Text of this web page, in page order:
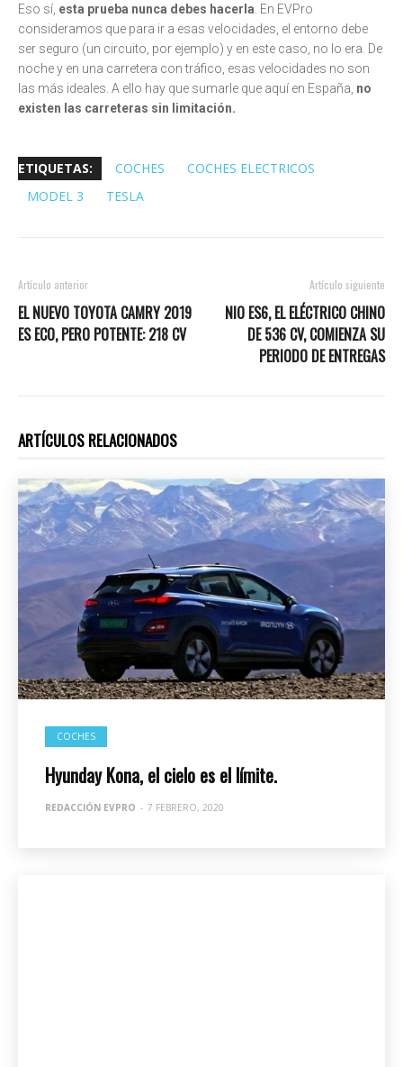
Eso sí, esta prueba nunca debes hacerla . En EVPro
consideramos que para ir a esas velocidades, el entorno debe
ser seguro (un circuito, por ejemplo) y en este caso, no lo era. De
noche y en una carretera con tráfico, esas velocidades no son
las más ideales. A ello hay que sumarle que aquí en España, no
existen las carreteras sin limitación.
ETIQUETAS: COCHES
COCHES ELECTRICOS
MODEL 3
TESLA
Artículo anterior
EL NUEVO TOYOTA CAMRY 2019
ES ECO, PERO POTENTE: 218 CV
Artículo siguiente
NIO ES6, EL ELÉCTRICO CHINO
DE 536 CV, COMIENZA SU
PERIODO DE ENTREGAS
ARTÍCULOS RELACIONADOS
COCHES
Hyunday Kona, el cielo es el límite.
REDACCIÓN EVPRO - 7 FEBRERO, 2020